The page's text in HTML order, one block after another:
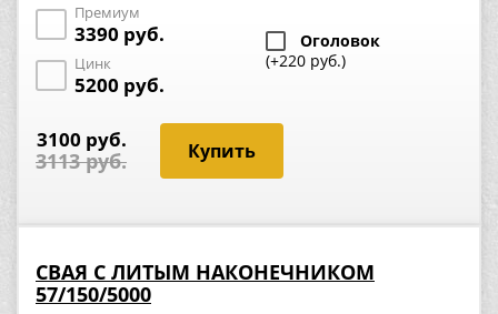
Премиум
3390 руб.
Цинк
5200 руб.
Оголовок
(+220 руб.)
3100 руб.
3113 руб.
СВАЯ С ЛИТЫМ НАКОНЕЧНИКОМ
57/150/5000